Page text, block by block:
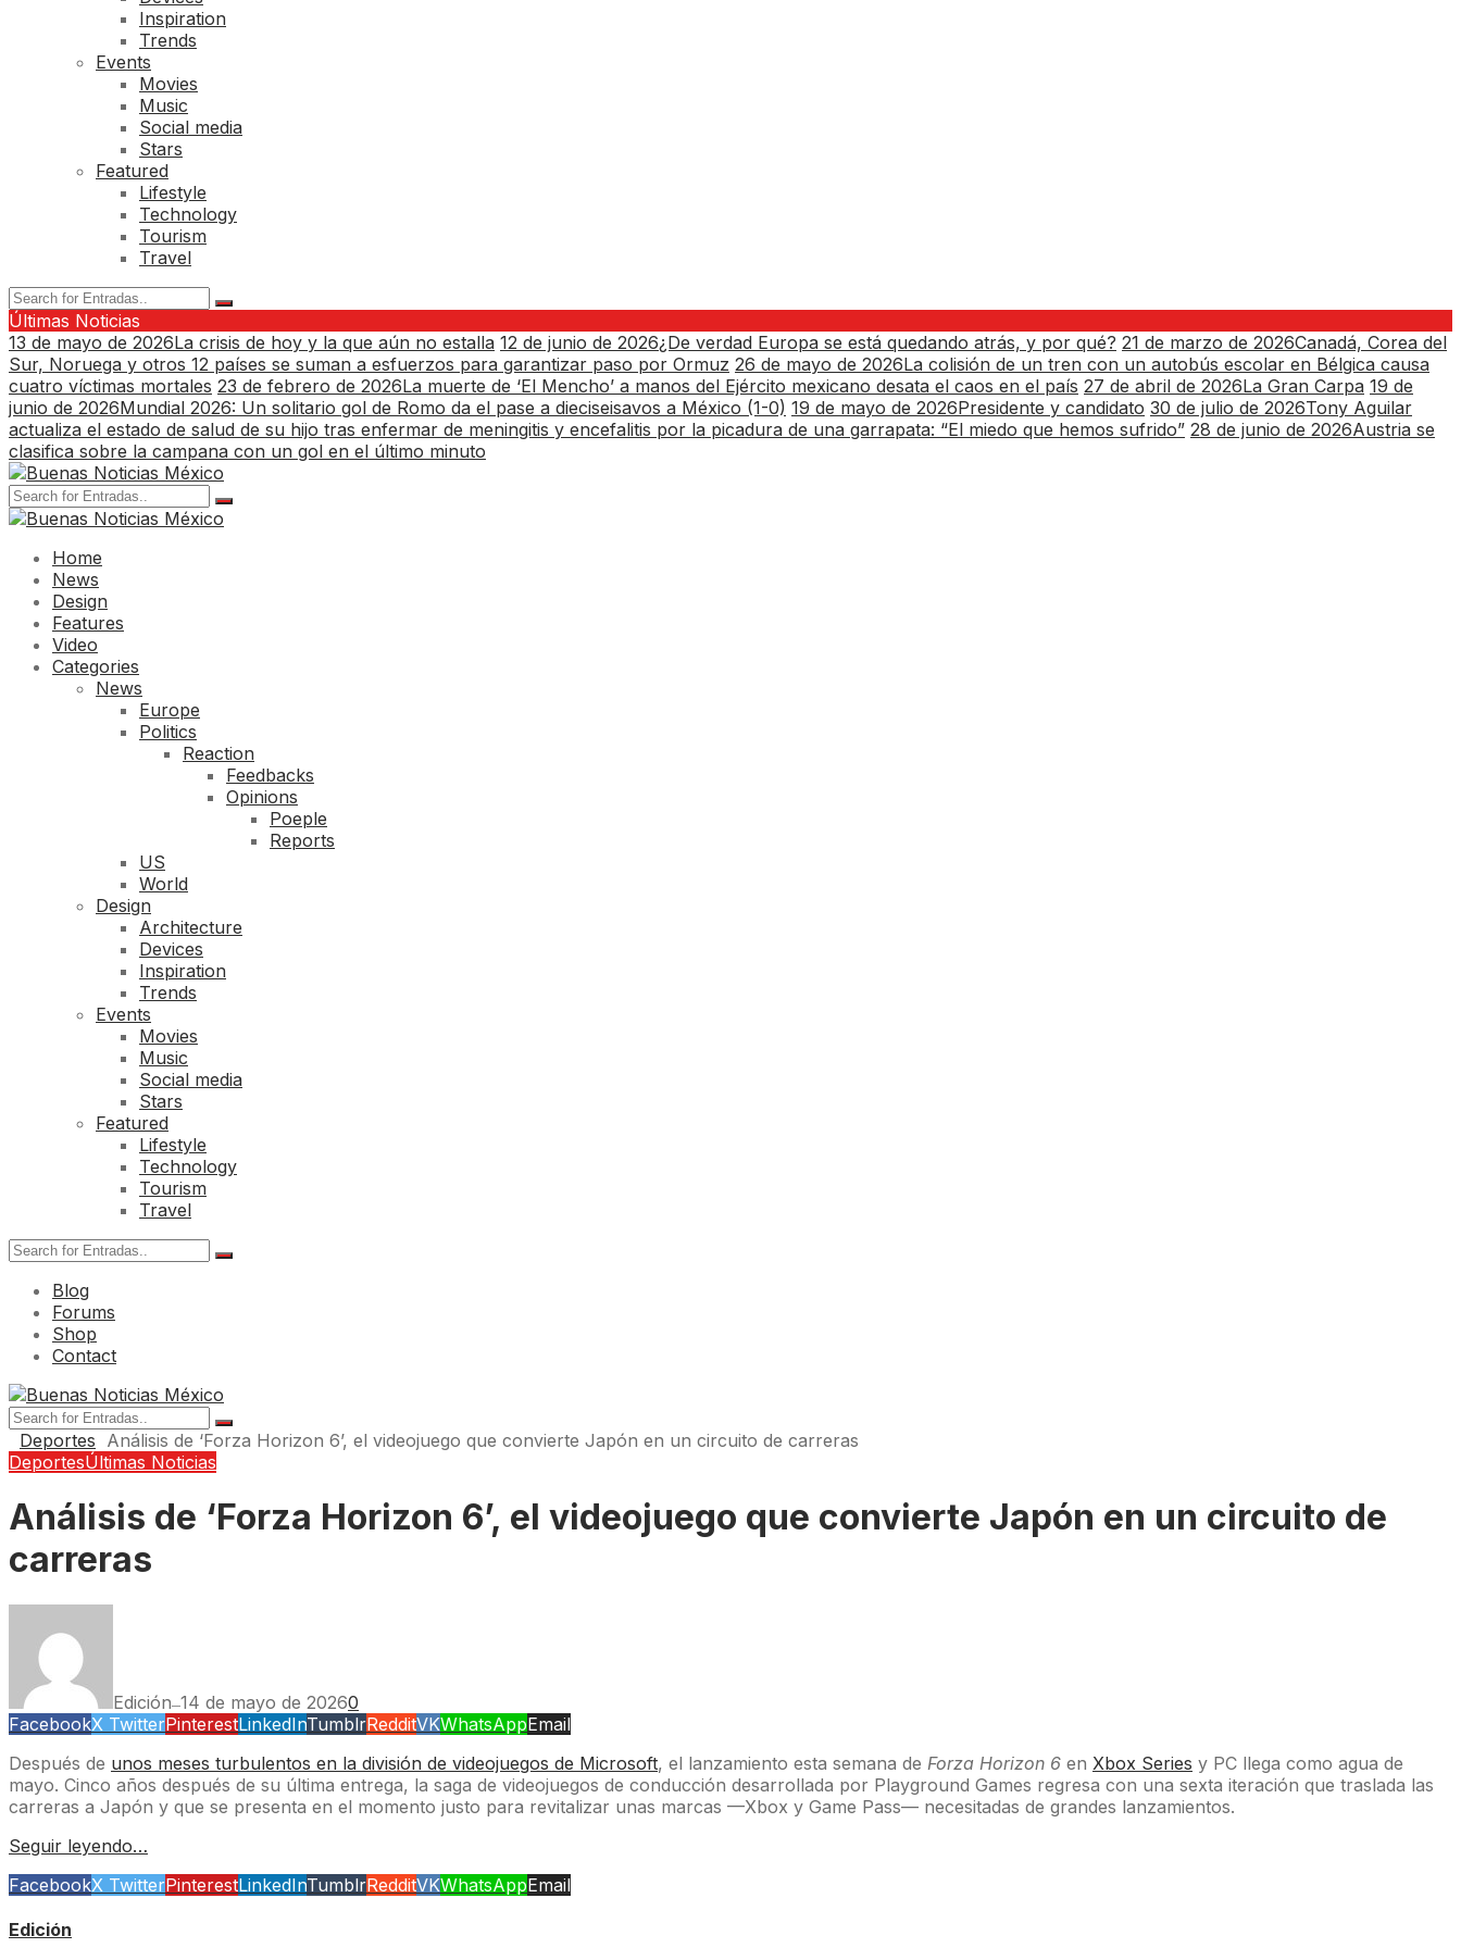
Inspiration
Trends
Events
Movies
Music
Social media
Stars
Featured
Lifestyle
Technology
Tourism
Travel
Últimas Noticias
13 de mayo de 2026La crisis de hoy y la que aún no estalla 12 de junio de 2026¿De verdad Europa se está quedando atrás, y por qué? 21 de marzo de 2026Canadá, Corea del
Sur, Noruega y otros 12 países se suman a esfuerzos para garantizar paso por Ormuz 26 de mayo de 2026La colisión de un tren con un autobús escolar en Bélgica causa
cuatro víctimas mortales 23 de febrero de 2026La muerte de ‘El Mencho’ a manos del Ejército mexicano desata el caos en el país 27 de abril de 2026La Gran Carpa 19 de
junio de 2026Mundial 2026: Un solitario gol de Romo da el pase a dieciseisavos a México (1-0) 19 de mayo de 2026Presidente y candidato 30 de julio de 2026Tony Aguilar
actualiza el estado de salud de su hijo tras enfermar de meningitis y encefalitis por la picadura de una garrapata: “El miedo que hemos sufrido” 28 de junio de 2026Austria se
clasifica sobre la campana con un gol en el último minuto
Home
News
Design
Features
Video
Categories
News
Europe
Politics
Reaction
Feedbacks
Opinions
Poeple
Reports
US
World
Design
Architecture
Devices
Inspiration
Trends
Events
Movies
Music
Social media
Stars
Featured
Lifestyle
Technology
Tourism
Travel
Blog
Forums
Shop
Contact
Deportes Análisis de ‘Forza Horizon 6’, el videojuego que convierte Japón en un circuito de carreras
DeportesÚltimas Noticias
Análisis de ‘Forza Horizon 6’, el videojuego que convierte Japón en un circuito de
carreras
Edición—14 de mayo de 20260
FacebookX TwitterPinterestLinkedInTumblrRedditVKWhatsAppEmail
Después de unos meses turbulentos en la división de videojuegos de Microsoft, el lanzamiento esta semana de Forza Horizon 6 en Xbox Series y PC llega como agua de
mayo. Cinco años después de su última entrega, la saga de videojuegos de conducción desarrollada por Playground Games regresa con una sexta iteración que traslada las
carreras a Japón y que se presenta en el momento justo para revitalizar unas marcas —Xbox y Game Pass— necesitadas de grandes lanzamientos.
Seguir leyendo…
FacebookX TwitterPinterestLinkedInTumblrRedditVKWhatsAppEmail
Edición